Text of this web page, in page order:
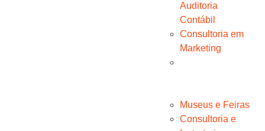
Auditoria
Contábil
Consultoria em
Marketing
Museus e Feiras
Consultoria e